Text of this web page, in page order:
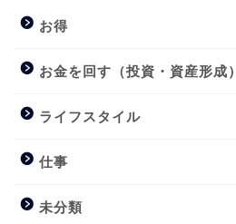
お得
お金を回す（投資・資産形成）
ライフスタイル
仕事
未分類